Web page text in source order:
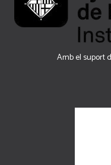
Amb el suport